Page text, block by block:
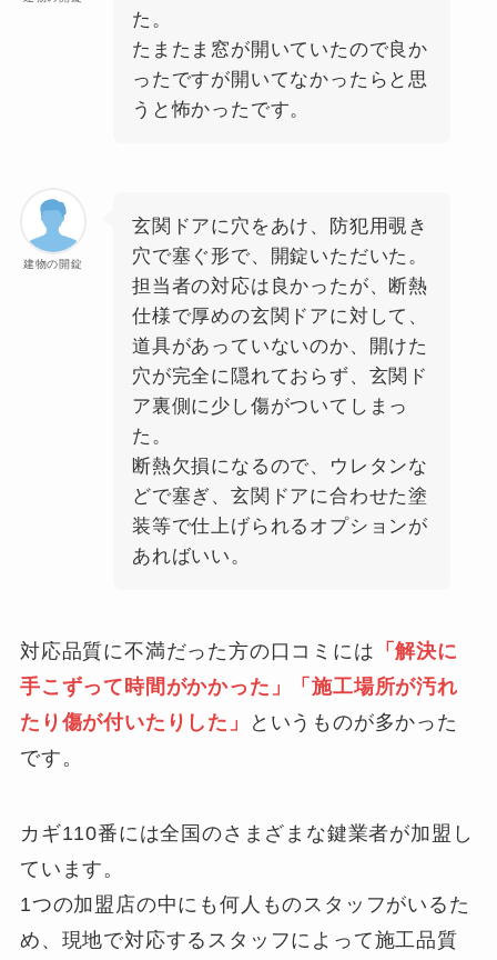
た。
たまたま窓が開いていたので良か
ったですが開いてなかったらと思
うと怖かったです。
建物の開錠
玄関ドアに穴をあけ、防犯用覗き
穴で塞ぐ形で、開錠いただいた。
担当者の対応は良かったが、断熱
仕様で厚めの玄関ドアに対して、
道具があっていないのか、開けた
穴が完全に隠れておらず、玄関ド
ア裏側に少し傷がついてしまっ
た。
断熱欠損になるので、ウレタンな
どで塞ぎ、玄関ドアに合わせた塗
装等で仕上げられるオプションが
あればいい。
対応品質に不満だった方の口コミには 「解決に
手こずって時間がかかった」「施工場所が汚れ
たり傷が付いたりした」
というものが多かった
です。
カギ110番には全国のさまざまな鍵業者が加盟し
ています。
1つの加盟店の中にも何人ものスタッフがいるた
め、現地で対応するスタッフによって施工品質